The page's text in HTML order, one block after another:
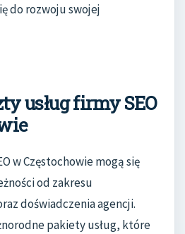
do rozwoju swojej
usług firmy SEO
w Częstochowie mogą się
od zakresu
doświadczenia agencji.
pakiety usług, które